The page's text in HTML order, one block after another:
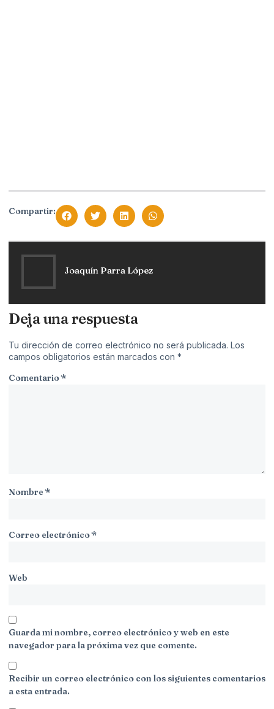
Compartir:
Joaquín Parra López
Deja una respuesta
Tu dirección de correo electrónico no será publicada. Los
campos obligatorios están marcados con *
Comentario*
Nombre*
Correo electrónico*
Web
Guarda mi nombre, correo electrónico y web en este
navegador para la próxima vez que comente.
Recibir un correo electrónico con los siguientes comentarios
a esta entrada.